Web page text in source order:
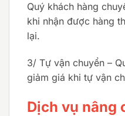
Quý khách hàng
khi nhận được hàng
lại.
3/ Tự vận chuyển –
giảm giá khi tự vận
Dịch vụ nâng